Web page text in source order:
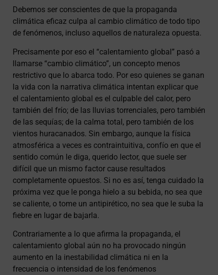
Debemos ser conscientes de que la propaganda
climática eficaz culpa al cambio climático de todo tipo
de fenómenos, incluso aquellos de naturaleza opuesta.
Precisamente por eso el “calentamiento global” pasó a
llamarse “cambio climático”, un concepto menos
restrictivo que lo abarca todo. Por eso quienes se ganan
la vida con la narrativa climática intentan explicar que
el calentamiento global es el culpable del calor, pero
también del frío; de las lluvias torrenciales, pero también
de las sequías; de la calma total, pero también de los
vientos huracanados. Sin embargo, aunque la física
atmosférica a veces es contraintuitiva, confío en que el
sentido común le diga, querido lector, que suele ser
difícil que un mismo factor cause resultados
completamente opuestos. Si no es así, tenga cuidado la
próxima vez que le ponga hielo a su bebida, no sea que
se caliente, o tome un antipirético, no sea que le suba la
fiebre en lugar de bajarla.
Contrariamente a lo que afirma la propaganda, el
calentamiento global aún no ha provocado ningún
aumento en la inestabilidad climática ni en la
frecuencia o intensidad de los fenómenos